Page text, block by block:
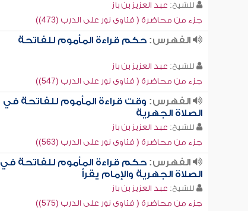
للشيخ: عبد العزيز بن باز
جزء من محاضرة ( فتاوى نور على الدرب (473))
الفهرس:حكم قراءة المأموم للفاتحة
للشيخ: عبد العزيز بن باز
جزء من محاضرة ( فتاوى نور على الدرب (547))
الفهرس: وقت قراءة المأموم للفاتحة في
الصلاة الجهرية
للشيخ: عبد العزيز بن باز
جزء من محاضرة ( فتاوى نور على الدرب (563))
الفهرس:حكم قراءة المأموم للفاتحة في
الصلاة الجهرية والإمام يقرأ
للشيخ: عبد العزيز بن باز
جزء من محاضرة ( فتاوى نور على الدرب (575))